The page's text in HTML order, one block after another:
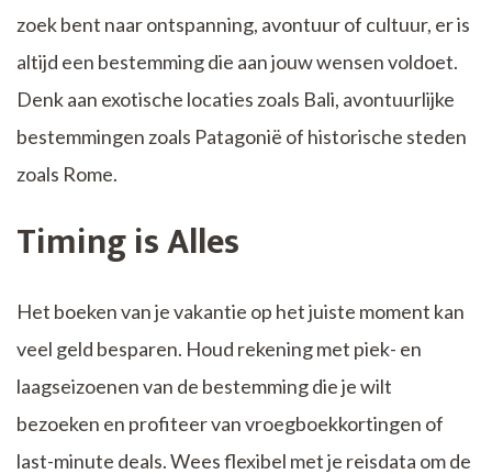
zoek bent naar ontspanning, avontuur of cultuur, er is
altijd een bestemming die aan jouw wensen voldoet.
Denk aan exotische locaties zoals Bali, avontuurlijke
bestemmingen zoals Patagonië of historische steden
zoals Rome.
Timing is Alles
Het boeken van je vakantie op het juiste moment kan
veel geld besparen. Houd rekening met piek- en
laagseizoenen van de bestemming die je wilt
bezoeken en profiteer van vroegboekkortingen of
last-minute deals. Wees flexibel met je reisdata om de